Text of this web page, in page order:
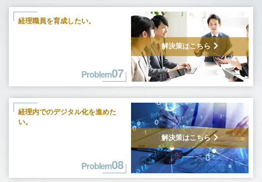
経理職員を育成したい。
Problem07
解決策はこちら
経理内でのデジタル化を進めた
い。
Problem08
解決策はこちら